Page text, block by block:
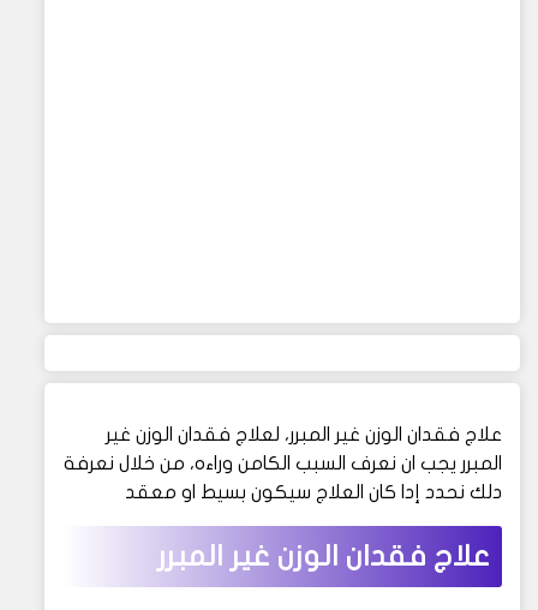
علاج فقدان الوزن غير المبرر، لعلاج فقدان الوزن غير
المبرر يجب ان نعرف السبب الكامن وراءه، من خلال نعرفة
دلك نحدد إدا كان العلاج سيكون بسيط او معقد
علاج فقدان الوزن غير المبرر